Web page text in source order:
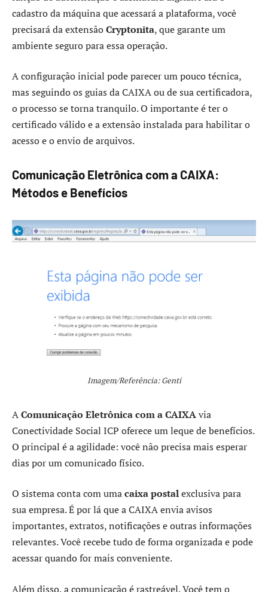
cadastro da máquina que acessará a plataforma, você
precisará da extensãoCryptonita, que garante um
ambiente seguro para essa operação.
A configuração inicial pode parecer um pouco técnica,
mas seguindo os guias da CAIXA ou de sua certificadora,
o processo se torna tranquilo. O importante é ter o
certificado válido e a extensão instalada para habilitar o
acesso e o envio de arquivos.
Comunicação Eletrônica com a CAIXA:
Métodos e Benefícios
Imagem/Referência: Genti
AComunicação Eletrônica com a CAIXAvia
Conectividade Social ICP oferece um leque de benefícios.
O principal é a agilidade: você não precisa mais esperar
dias por um comunicado físico.
O sistema conta com umacaixa postalexclusiva para
sua empresa. É por lá que a CAIXA envia avisos
importantes, extratos, notificações e outras informações
relevantes. Você recebe tudo de forma organizada e pode
acessar quando for mais conveniente.
Além disso, a comunicação é rastreável. Você tem o